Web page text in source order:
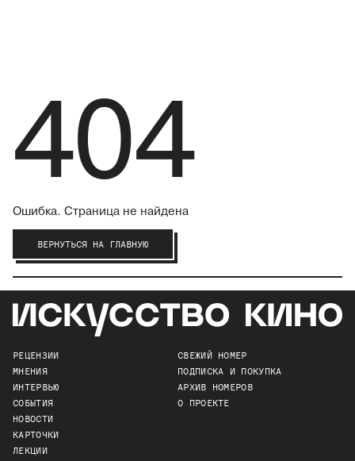
404
Ошибка. Страница не найдена
ВЕРНУТЬСЯ НА ГЛАВНУЮ
РЕЦЕНЗИИ
МНЕНИЯ
ИНТЕРВЬЮ
СОБЫТИЯ
НОВОСТИ
КАРТОЧКИ
ЛЕКЦИИ
СВЕЖИЙ НОМЕР
ПОДПИСКА И ПОКУПКА
АРХИВ НОМЕРОВ
О ПРОЕКТЕ